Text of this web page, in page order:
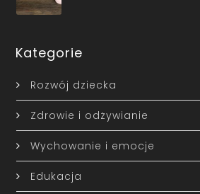
Kategorie
Rozwój dziecka
Zdrowie i odżywianie
Wychowanie i emocje
Edukacja